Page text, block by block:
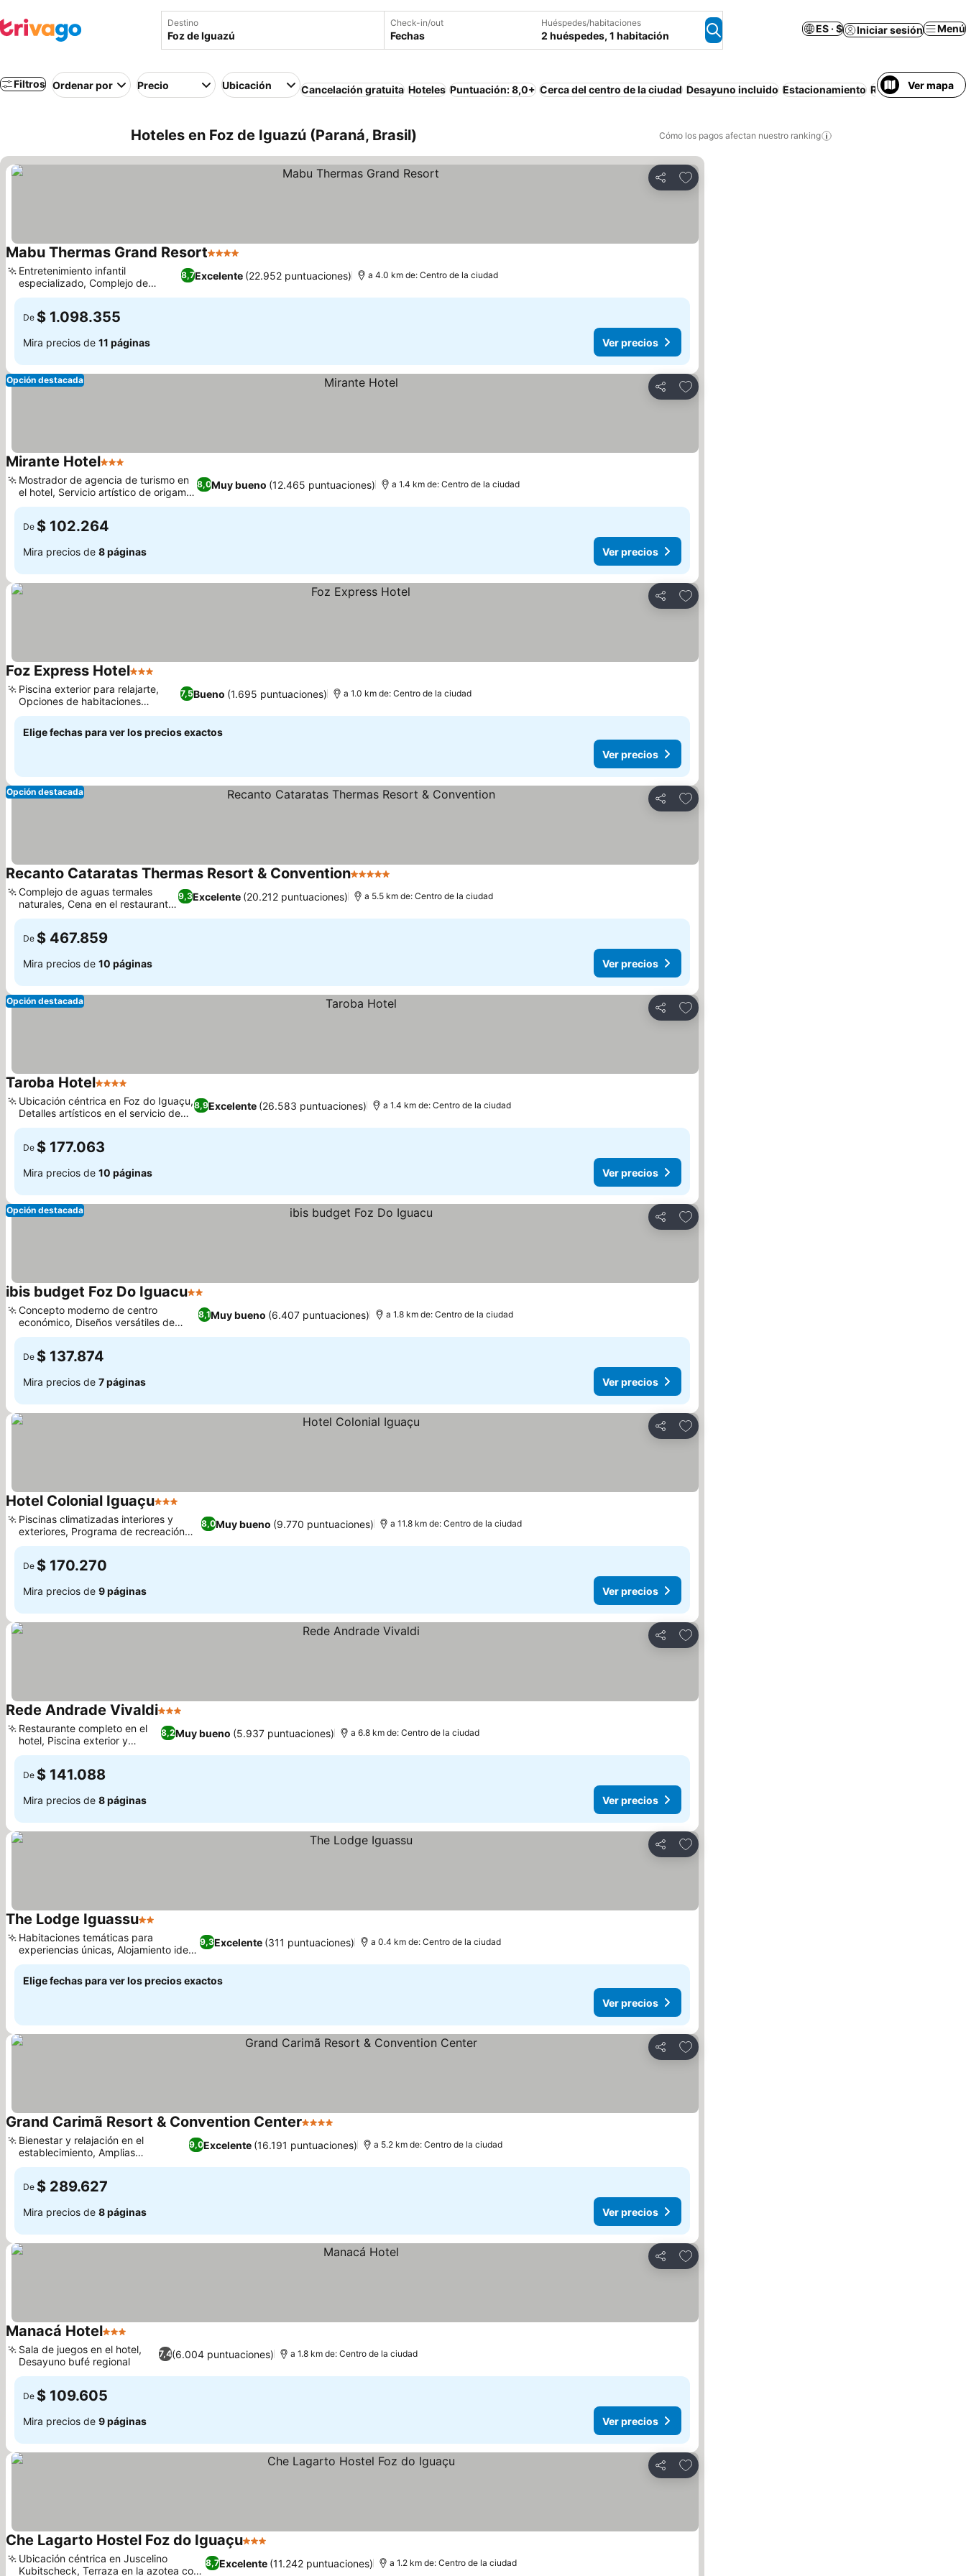
Destino Check-in/out
Fechas
Huéspedes/habitaciones
2 huéspedes, 1 habitación
ES · $ Iniciar sesión Menú
Filtros Ordenar por Precio Ubicación Cancelación gratuita Hoteles Puntuación: 8,0+ Cerca del centro de la ciudad Desayuno incluido Estacionamiento Resort Wifi
Ver mapa
Hoteles en Foz de Iguazú (Paraná, Brasil) Cómo los pagos afectan nuestro ranking
Compartir
Agregar a favoritos
Mabu Thermas Grand Resort4 Estrellas
8,7Excelente (22.952 puntuaciones)
Entretenimiento infantil
especializado, Complejo de
aventura y deportes
a 4.0 km de: Centro de la ciudad
De $ 1.098.355
Mira precios de 11 páginas Ver precios
Compartir
Agregar a favoritos
Opción destacada
Mirante Hotel3 Estrellas
8,0Muy bueno (12.465 puntuaciones)
Mostrador de agencia de turismo en
el hotel, Servicio artístico de origami
con toallas
a 1.4 km de: Centro de la ciudad
De $ 102.264
Mira precios de 8 páginas Ver precios
Compartir
Agregar a favoritos
Foz Express Hotel3 Estrellas
7,5Bueno (1.695 puntuaciones)
Piscina exterior para relajarte,
Opciones de habitaciones
familiares
a 1.0 km de: Centro de la ciudad
Elige fechas para ver los precios exactos
Ver precios
Compartir
Agregar a favoritos
Opción destacada
Recanto Cataratas Thermas Resort & Convention5 Estrellas
9,3Excelente (20.212 puntuaciones)
Complejo de aguas termales
naturales, Cena en el restaurante
Aranda
a 5.5 km de: Centro de la ciudad
De $ 467.859
Mira precios de 10 páginas Ver precios
Compartir
Agregar a favoritos
Opción destacada
Taroba Hotel4 Estrellas
8,9Excelente (26.583 puntuaciones)
Ubicación céntrica en Foz do Iguaçu,
Detalles artísticos en el servicio de
limpieza
a 1.4 km de: Centro de la ciudad
De $ 177.063
Mira precios de 10 páginas Ver precios
Compartir
Agregar a favoritos
Opción destacada
ibis budget Foz Do Iguacu2 Estrellas
8,1Muy bueno (6.407 puntuaciones)
Concepto moderno de centro
económico, Diseños versátiles de
habitaciones triples
a 1.8 km de: Centro de la ciudad
De $ 137.874
Mira precios de 7 páginas Ver precios
Compartir
Agregar a favoritos
Hotel Colonial Iguaçu3 Estrellas
8,0Muy bueno (9.770 puntuaciones)
Piscinas climatizadas interiores y
exteriores, Programa de recreación
infantil Pirilampo
a 11.8 km de: Centro de la ciudad
De $ 170.270
Mira precios de 9 páginas Ver precios
Compartir
Agregar a favoritos
Rede Andrade Vivaldi3 Estrellas
8,2Muy bueno (5.937 puntuaciones)
Restaurante completo en el
hotel, Piscina exterior y
solárium
a 6.8 km de: Centro de la ciudad
De $ 141.088
Mira precios de 8 páginas Ver precios
Compartir
Agregar a favoritos
The Lodge Iguassu2 Estrellas
9,3Excelente (311 puntuaciones)
Habitaciones temáticas para
experiencias únicas, Alojamiento ideal
para familias
a 0.4 km de: Centro de la ciudad
Elige fechas para ver los precios exactos
Ver precios
Compartir
Agregar a favoritos
Grand Carimã Resort & Convention Center4 Estrellas
9,0Excelente (16.191 puntuaciones)
Bienestar y relajación en el
establecimiento, Amplias
habitaciones renovadas
a 5.2 km de: Centro de la ciudad
De $ 289.627
Mira precios de 8 páginas Ver precios
Compartir
Agregar a favoritos
Manacá Hotel3 Estrellas
7,4(6.004 puntuaciones)
Sala de juegos en el hotel,
Desayuno bufé regional
a 1.8 km de: Centro de la ciudad
De $ 109.605
Mira precios de 9 páginas Ver precios
Compartir
Agregar a favoritos
Che Lagarto Hostel Foz do Iguaçu3 Estrellas
8,7Excelente (11.242 puntuaciones)
Ubicación céntrica en Juscelino
Kubitscheck, Terraza en la azotea con
a 1.2 km de: Centro de la ciudad